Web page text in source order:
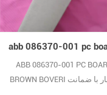
ABB 086370-001 PC
BROWN BOVERI جدید در انبار با ضمانت